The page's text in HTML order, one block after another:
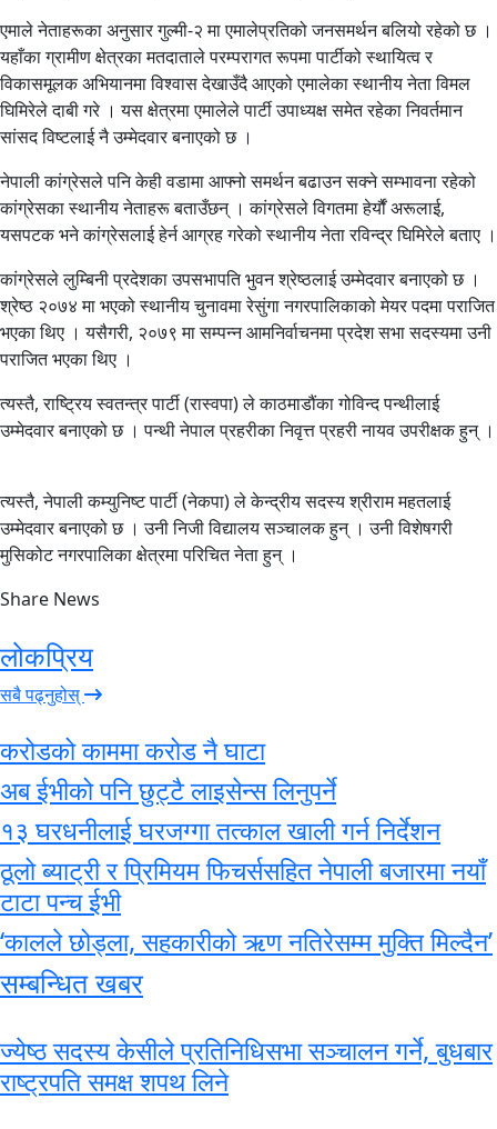
एमाले नेताहरूका अनुसार गुल्मी‑२ मा एमालेप्रतिको जनसमर्थन बलियो रहेको छ ।
यहाँका ग्रामीण क्षेत्रका मतदाताले परम्परागत रूपमा पार्टीको स्थायित्व र
विकासमूलक अभियानमा विश्वास देखाउँदै आएको एमालेका स्थानीय नेता विमल
घिमिरेले दाबी गरे । यस क्षेत्रमा एमालेले पार्टी उपाध्यक्ष समेत रहेका निवर्तमान
सांसद विष्टलाई नै उम्मेदवार बनाएको छ ।
नेपाली कांग्रेसले पनि केही वडामा आफ्नो समर्थन बढाउन सक्ने सम्भावना रहेको
कांग्रेसका स्थानीय नेताहरू बताउँछन् । कांग्रेसले विगतमा हेर्यौं अरूलाई,
यसपटक भने कांग्रेसलाई हेर्न आग्रह गरेको स्थानीय नेता रविन्द्र घिमिरेले बताए ।
कांग्रेसले लुम्बिनी प्रदेशका उपसभापति भुवन श्रेष्ठलाई उम्मेदवार बनाएको छ ।
श्रेष्ठ २०७४ मा भएको स्थानीय चुनावमा रेसुंगा नगरपालिकाको मेयर पदमा पराजित
भएका थिए । यसैगरी, २०७९ मा सम्पन्न आमनिर्वाचनमा प्रदेश सभा सदस्यमा उनी
पराजित भएका थिए ।
त्यस्तै, राष्ट्रिय स्वतन्त्र पार्टी (रास्वपा) ले काठमाडौंका गोविन्द पन्थीलाई
उम्मेदवार बनाएको छ । पन्थी नेपाल प्रहरीका निवृत्त प्रहरी नायव उपरीक्षक हुन् ।
त्यस्तै, नेपाली कम्युनिष्ट पार्टी (नेकपा) ले केन्द्रीय सदस्य श्रीराम महतलाई
उम्मेदवार बनाएको छ । उनी निजी विद्यालय सञ्चालक हुन् । उनी विशेषगरी
मुसिकोट नगरपालिका क्षेत्रमा परिचित नेता हुन् ।
Share News
लोकप्रिय
सबै पढ्नुहोस्
करोडको काममा करोड नै घाटा
अब ईभीको पनि छुट्टै लाइसेन्स लिनुपर्ने
१३ घरधनीलाई घरजग्गा तत्काल खाली गर्न निर्देशन
ठूलो ब्याट्री र प्रिमियम फिचर्ससहित नेपाली बजारमा नयाँ
टाटा पन्च ईभी
‘कालले छोड्ला, सहकारीको ऋण नतिरेसम्म मुक्ति मिल्दैन’
सम्बन्धित खबर
ज्येष्ठ सदस्य केसीले प्रतिनिधिसभा सञ्चालन गर्ने, बुधबार
राष्ट्रपति समक्ष शपथ लिने